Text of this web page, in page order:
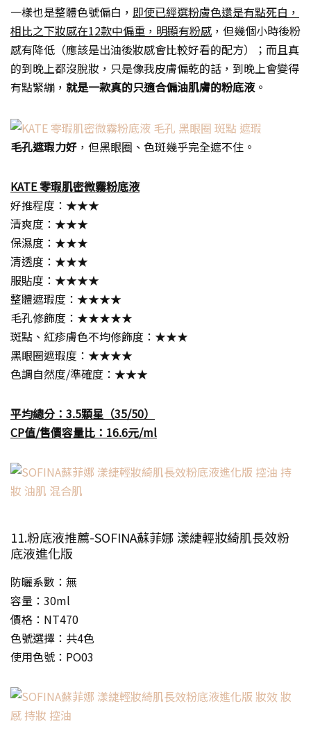
一樣也是整體色號偏白， 即使已經選粉膚色還是有點死白，
相比之下妝感在12款中偏重，明顯有粉感 ，但幾個小時後粉
感有降低（應該是出油後妝感會比較好看的配方）；而且真
的到晚上都沒脫妝，只是像我皮膚偏乾的話，到晚上會變得
有點緊繃， 就是一款真的只適合偏油肌膚的粉底液。
毛孔遮瑕力好 ，但黑眼圈、色斑幾乎完全遮不住。
KATE 零瑕肌密微霧粉底液
好推程度：★★★
清爽度：★★★
保濕度：★★★
清透度：★★★
服貼度：★★★★
整體遮瑕度：★★★★
毛孔修飾度：★★★★★
斑點、紅疹膚色不均修飾度：★★★
黑眼圈遮瑕度：★★★★
色調自然度/準確度：★★★
平均總分：3.5顆星（35/50）
CP值/售價容量比：16.6元/ml
11.粉底液推薦-SOFINA蘇菲娜 漾緁輕妝綺肌長效粉
底液進化版
防曬系數：無
容量：30ml
價格：NT470
色號選擇：共4色
使用色號：PO03